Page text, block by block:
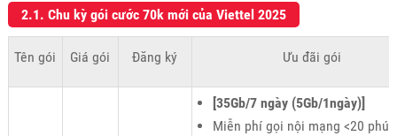
2.1. Chu kỳ gói cước 70k mới của Viettel 2025
Tên gói Giá gói Đăng ký Ưu đãi gói
[35Gb/7 ngày (5Gb/1ngày)]
Miễn phí gọi nội mạng <20